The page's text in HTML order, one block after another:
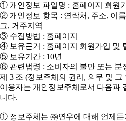
① 개인정보 파일명 : 홈페이지 회원
② 개인정보 항목 : 연락처, 주소, 이
그, 거주지역
③ 수집방법 : 홈페이지
④ 보유근거 : 홈페이지 회원가입 및
⑤ 보유기간 : 10년
⑥ 관련법령 : 소비자의 불만 또는 분
제 3 조 (정보주체의 권리, 의무 및 그
이용자는 개인정보주체로서 다음과
니다.
① 정보주체는 ㈜연우에 대해 언제든